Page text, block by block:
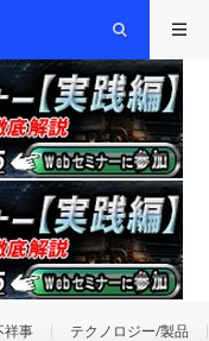
祥事 テクノロジー/製品